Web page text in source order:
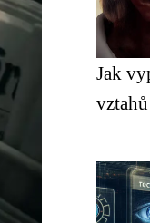
Jak